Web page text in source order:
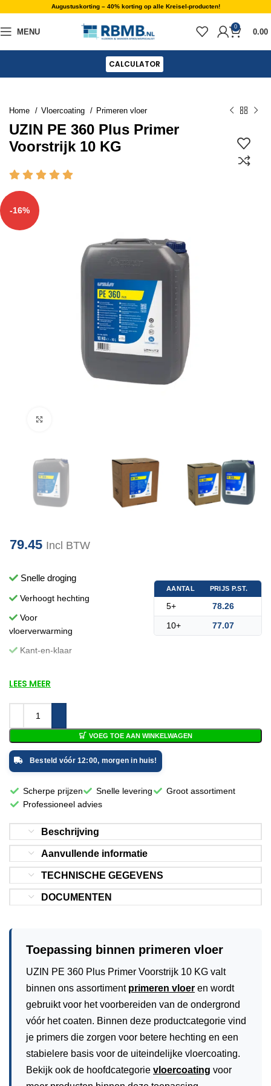
Augustuskorting – 40% korting op alle Kreisel-producten!
MENU
0
0.00
CALCULATOR
Home Vloercoating Primeren vloer
UZIN PE 360 Plus Primer
Voorstrijk 10 KG
-16%
79.45 Incl BTW
Snelle droging
Verhoogt hechting
Voor
vloerverwarming
Kant-en-klaar
AANTAL PRIJS P.ST.
5+
78.26
10+
77.07
LEES MEER
VOEG TOE AAN WINKELWAGEN
Besteld vóór 12:00, morgen in huis!
Scherpe prijzen Snelle levering
Groot assortiment
Professioneel advies
Beschrijving
Aanvullende informatie
TECHNISCHE GEGEVENS
DOCUMENTEN
Toepassing binnen primeren vloer
UZIN PE 360 Plus Primer Voorstrijk 10 KG valt
binnen ons assortiment primeren vloer en wordt
gebruikt voor het voorbereiden van de ondergrond
vóór het coaten. Binnen deze productcategorie vind
je primers die zorgen voor betere hechting en een
stabielere basis voor de uiteindelijke vloercoating.
Bekijk ook de hoofdcategorie vloercoating voor